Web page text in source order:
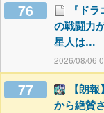
76
『ド
の戦闘力
星人は…
2026/08/06
77
【朗
から絶賛